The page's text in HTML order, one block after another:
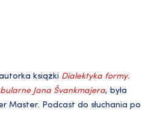
książki Dialektyka formy.
Jana Švankmajera, była
Master. Podcast do słuchania po